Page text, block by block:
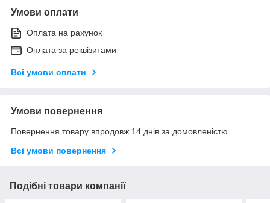
Умови оплати
Оплата на рахунок
Оплата за реквізитами
Всі умови оплати
Умови повернення
Повернення товару впродовж 14 днів за домовленістю
Всі умови повернення
Подібні товари компанії